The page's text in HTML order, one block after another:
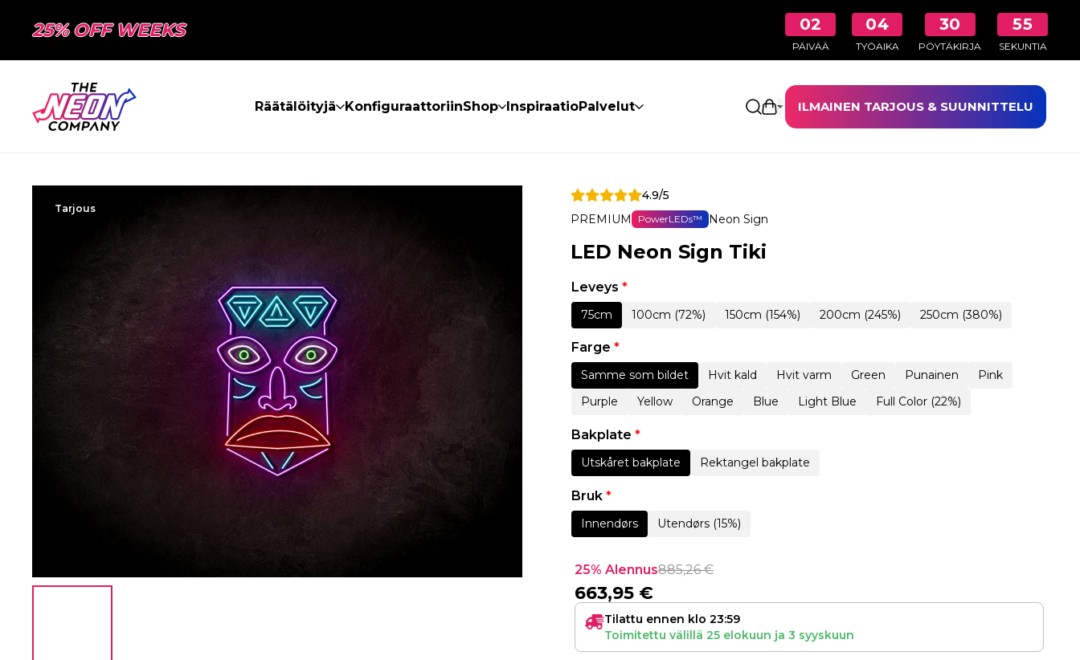
25% OFF WEEKS 02
PÄIVÄÄ
04
TYÖAIKA
30
PÖYTÄKIRJA
54
SEKUNTIA
Räätälöityjä KonfiguraattoriinShop InspiraatioPalvelut Avaa ostoskori
ILMAINEN TARJOUS & SUUNNITTELU
Tarjous
4.9/5
PREMIUM
PowerLEDs™ Neon Sign
LED Neon Sign Tiki
Leveys *
75cm 100cm (72%) 150cm (154%) 200cm (245%) 250cm (380%)
Farge *
Samme som bildet Hvit kald Hvit varm Green Punainen
Pink
Purple
Yellow Orange Blue Light Blue Full Color (22%)
Bakplate *
Utskåret bakplate Rektangel bakplate
Bruk *
Innendørs Utendørs (15%)
25% Alennus885,26€
663,95 €
Tilattu ennen klo 23:59
Toimitettu välillä 25 elokuun ja 3 syyskuun